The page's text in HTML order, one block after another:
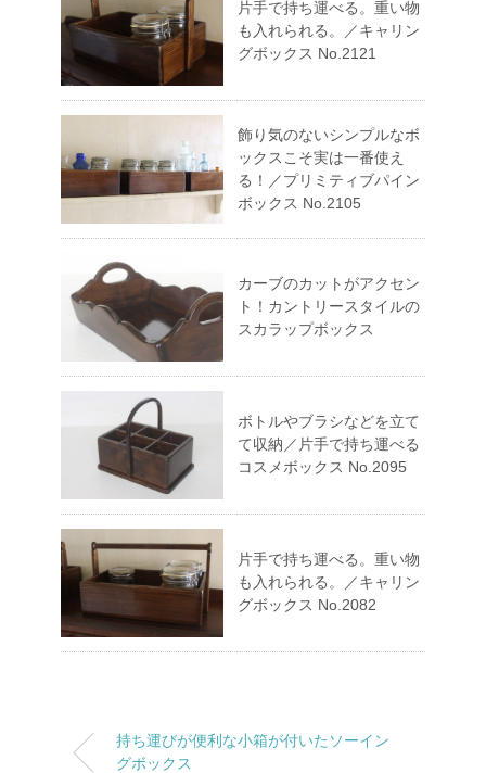
片手で持ち運べる。重い物
も入れられる。／キャリン
グボックス No.2121
飾り気のないシンプルなボ
ックスこそ実は一番使え
る！／プリミティブパイン
ボックス No.2105
カーブのカットがアクセン
ト！カントリースタイルの
スカラップボックス
ボトルやブラシなどを立て
て収納／片手で持ち運べる
コスメボックス No.2095
片手で持ち運べる。重い物
も入れられる。／キャリン
グボックス No.2082
持ち運びが便利な小箱が付いたソーイン
グボックス